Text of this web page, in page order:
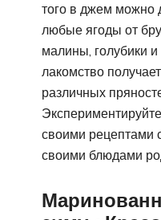
того в джем можно
любые ягоды от
малины, голубики
лакомство
различных
своими рецептами
своими блюдами